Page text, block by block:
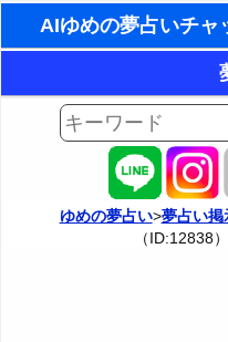
タロ
AIゆめの夢占いチャット
夢占い掲示板
夢占い掲示板の使用ルール
カテゴリー別夢占い
ゆめの夢占い>夢占い掲
（ID:12838